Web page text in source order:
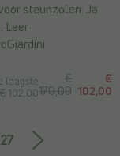
laagste
102,00
€
170,00
€
102,00
steunzolen:Ja
Leer
27